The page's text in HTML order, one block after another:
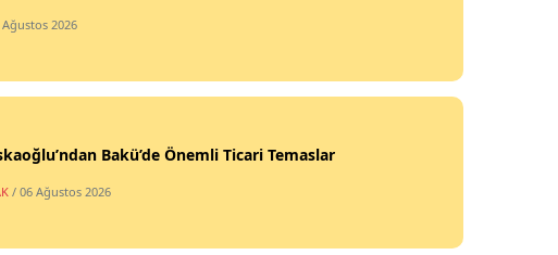
2026
Bakü’de Önemli Ticari Temaslar
/ 06 Ağustos 2026